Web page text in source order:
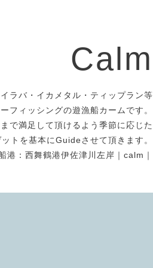
Calm
ラバ・イカメタル・ティップラン等
フィッシングの遊漁船カームです。
で満足して頂けるよう季節に応じた
トを基本にGuideさせて頂きます。
港：西舞鶴港伊佐津川左岸｜calm｜